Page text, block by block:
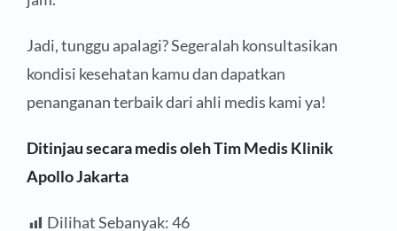
Jadi, tunggu apalagi? Segeralah konsultasikan
kondisi kesehatan kamu dan dapatkan
penanganan terbaik dari ahli medis kami ya!
Ditinjau secara medis oleh Tim Medis Klinik
Apollo Jakarta
Dilihat Sebanyak:46